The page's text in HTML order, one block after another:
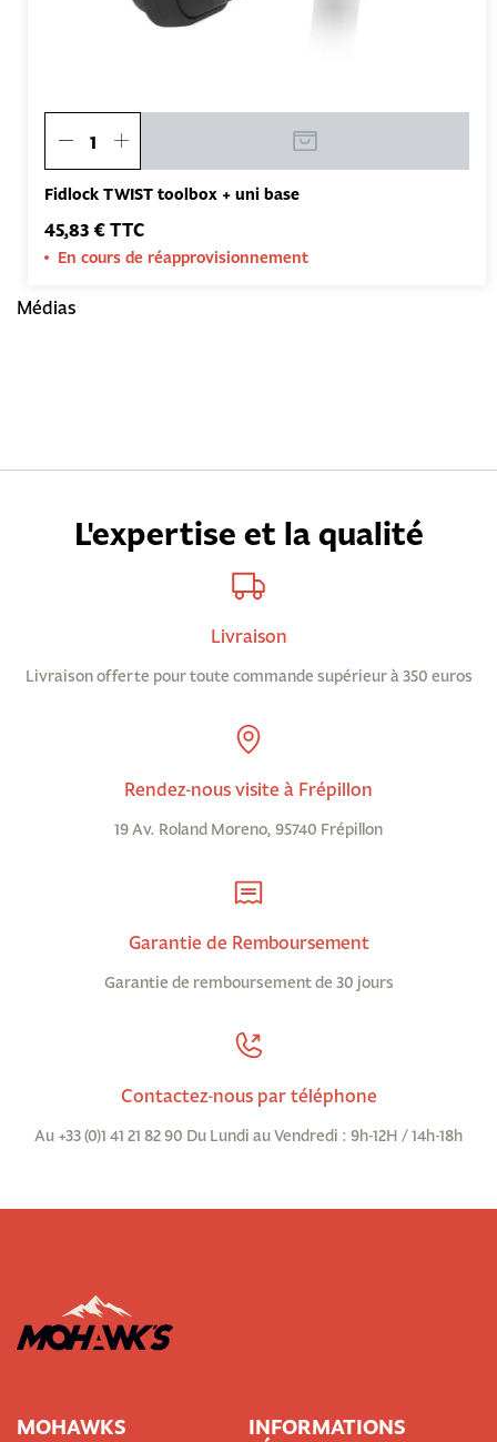
Fidlock TWIST toolbox + uni base
45,83 € TTC
En cours de réapprovisionnement
Médias
L'expertise et la qualité
Livraison
Livraison offerte pour toute commande supérieur à 350 euros
Rendez-nous visite à Frépillon
19 Av. Roland Moreno, 95740 Frépillon
Garantie de Remboursement
Garantie de remboursement de 30 jours
Contactez-nous par téléphone
Au +33 (0)1 41 21 82 90 Du Lundi au Vendredi : 9h-12H / 14h-18h
MOHAWKS
INFORMATIONS